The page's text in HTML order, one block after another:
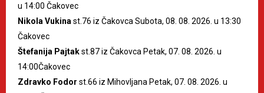
u 14:00 Čakovec
Nikola Vukina st.76 iz Čakovca Subota, 08. 08. 2026. u 13:30
Čakovec
Štefanija Pajtakst.87 iz Čakovca Petak, 07. 08. 2026. u
14:00Čakovec
Zdravko Fodor st.66 iz Mihovljana Petak, 07. 08. 2026. u